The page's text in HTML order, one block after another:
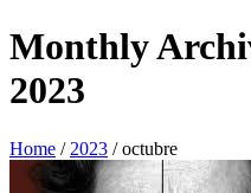
Monthly
2023
Home / 2023 /octubre